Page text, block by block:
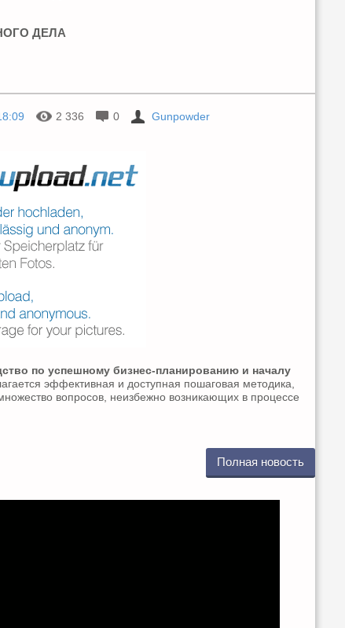
ДЕЛА
2 336 0 Gunpowder
по успешному бизнес-планированию и началу
эффективная и доступная пошаговая методика,
вопросов, неизбежно возникающих в процессе
Полная новость